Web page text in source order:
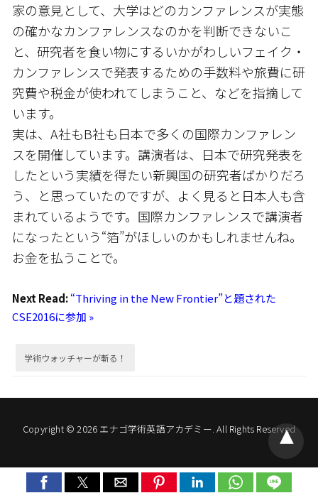
家の意見として、大学はどのカンファレンスが実態
の確かなカンファレンスなのかを判断できないこ
と、研究者を食い物にするいかがわしいフェイク・
カンファレンスで発表するための手数料や旅費に研
究費や税金が使われてしまうこと、などを指摘して
います。
実は、A社もB社も日本で多くの国際カンファレン
スを開催しています。講演者は、日本で研究発表を
したという実績を得たい新興国の研究者ばかりだろ
う、と思っていたのですが、よく見ると日本人も含
まれているようです。国際カンファレンスで講演者
になったという“箔”がほしいのかもしれませんね。
お金を払うことで。
Next Read:“Thriving in the New Frontier”と題された
CSE2016に参加 »
学術ウォッチャーが斬る！
Copyright © 2026 エナゴ学術英語アカデミー. All Rights Reserved